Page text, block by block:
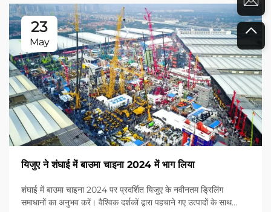
23
May
यिजुए ने शंघाई में बाउमा चाइना 2024 में भाग लिया
शंघाई में बाउमा चाइना 2024 पर प्रदर्शित यिजुए के नवीनतम ड्रिलिंग
समाधानों का अनुभव करें। वैश्विक दर्शकों द्वारा पहचाने गए उत्पादों के साथ